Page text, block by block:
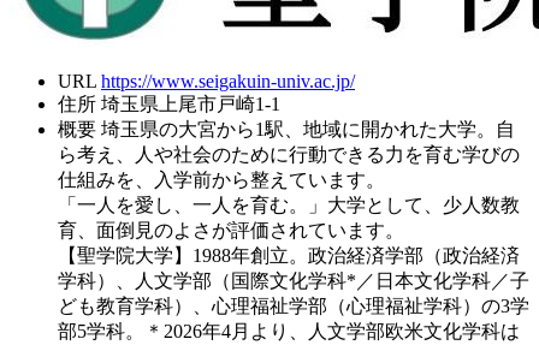
URL https://www.seigakuin-univ.ac.jp/
住所 埼玉県上尾市戸崎1-1
概要 埼玉県の大宮から1駅、地域に開かれた大学。自
ら考え、人や社会のために行動できる力を育む学びの
仕組みを、入学前から整えています。
「一人を愛し、一人を育む。」大学として、少人数教
育、面倒見のよさが評価されています。
【聖学院大学】1988年創立。政治経済学部（政治経済
学科）、人文学部（国際文化学科*／日本文化学科／子
ども教育学科）、心理福祉学部（心理福祉学科）の3学
部5学科。＊2026年4月より、人文学部欧米文化学科は